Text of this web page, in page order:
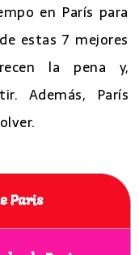
en París para
estas 7 mejores
la pena y,
Además, París
Paris